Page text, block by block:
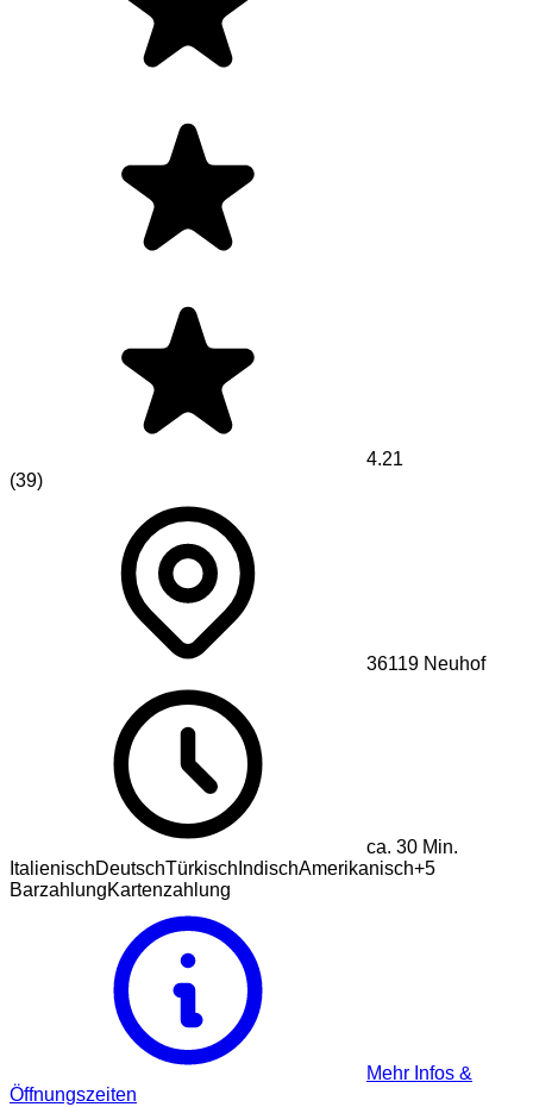
4.21
(39)
36119 Neuhof
ca. 30 Min.
ItalienischDeutschTürkisch IndischAmerikanisch+5
BarzahlungKartenzahlung
Mehr Infos &
Öffnungszeiten